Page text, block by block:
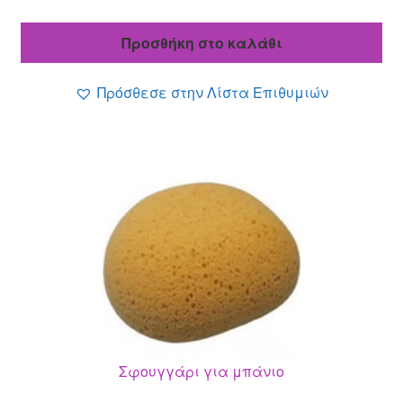
είναι:
Προσθήκη στο καλάθι
Πρόσθεσε στην Λίστα Επιθυμιών
Σφουγγάρι για μπάνιο